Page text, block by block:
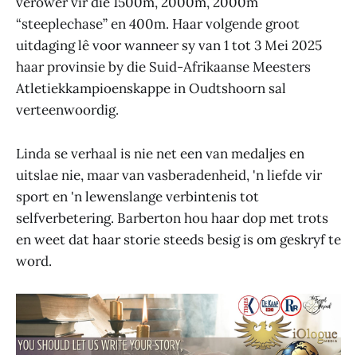
“steeplechase” en 400m. Haar volgende groot
uitdaging lê voor wanneer sy van 1 tot 3 Mei 2025
haar provinsie by die Suid-Afrikaanse Meesters
Atletiekkampioenskappe in Oudtshoorn sal
verteenwoordig.
Linda se verhaal is nie net een van medaljes en
uitslae nie, maar van vasberadenheid, 'n liefde vir
sport en 'n lewenslange verbintenis tot
selfverbetering. Barberton hou haar dop met trots
en weet dat haar storie steeds besig is om geskryf te
word.